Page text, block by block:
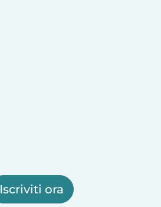
Iscriviti ora